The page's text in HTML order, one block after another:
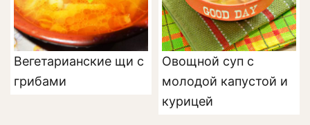
Вегетарианские щи с
грибами
Овощной суп с
молодой капустой и
курицей